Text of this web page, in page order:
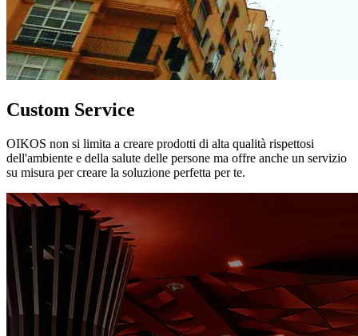
Custom Service
OIKOS non si limita a creare prodotti di alta qualità rispettosi
dell'ambiente e della salute delle persone ma offre anche un servizio
su misura per creare la soluzione perfetta per te.